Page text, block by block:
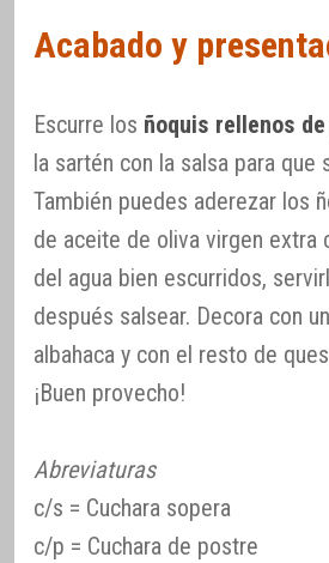
Acabado y
Escurre los ñoquis rellenos
la sartén con la salsa para que
También puedes aderezar los
de aceite de oliva virgen extra
del agua bien escurridos,
después salsear. Decora con
albahaca y con el resto de
¡Buen provecho!
Abreviaturas
c/s = Cuchara sopera
c/p = Cuchara de postre